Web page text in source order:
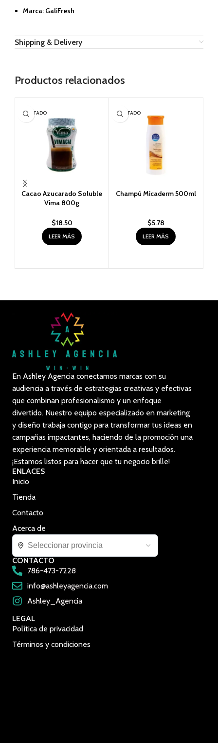
Marca: GaliFresh
Shipping & Delivery
Productos relacionados
AGOTADO
Cacao Azucarado Soluble
Vima 800g
$18.50
LEER MÁS
AGOTADO
Champú Micaderm 500ml
$5.78
LEER MÁS
En Ashley Agencia conectamos marcas con su
audiencia a través de estrategias creativas y efectivas
que combinan profesionalismo y un enfoque
divertido. Nuestro equipo especializado en marketing
y diseño trabaja contigo para transformar tus ideas en
campañas impactantes, haciendo de la promoción una
experiencia memorable y orientada a resultados.
¡Estamos listos para hacer que tu negocio brille!
ENLACES
Inicio
Tienda
Contacto
Acerca de
CONTACTO
786-473-7228
info@ashleyagencia.com
Ashley_Agencia
LEGAL
Política de privacidad
Términos y condiciones